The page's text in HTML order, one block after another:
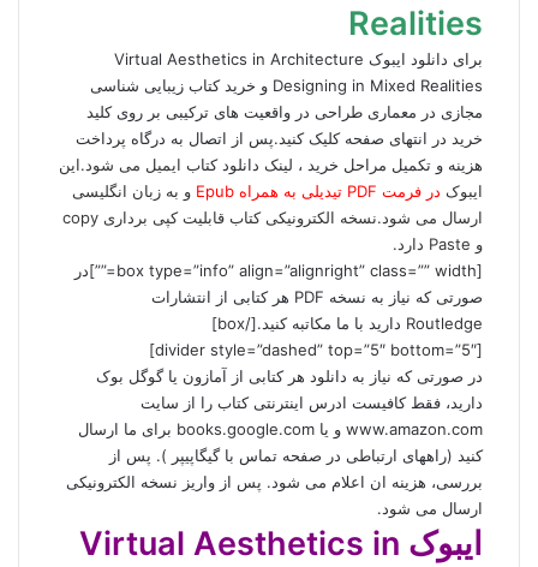
Realities
برای دانلود ایبوک Virtual Aesthetics in Architecture
Designing in Mixed Realities و خرید کتاب زیبایی شناسی
مجازی در معماری طراحی در واقعیت های ترکیبی بر روی کلید
خرید در انتهای صفحه کلیک کنید.پس از اتصال به درگاه پرداخت
هزینه و تکمیل مراحل خرید ، لینک دانلود کتاب ایمیل می شود.این
ایبوک در فرمت PDF تیدیلی به همراه Epub
و به زبان انگلیسی
ارسال می شود.نسخه الکترونیکی کتاب قابلیت کپی برداری copy
و Paste دارد.
[box type=”info” align=”alignright” class=”” width=””]در
صورتی که نیاز به نسخه PDF هر کتابی از انتشارات
Routledge دارید با ما مکاتبه کنید.[/box]
[divider style=”dashed” top=”5″ bottom=”5″]
در صورتی که نیاز به دانلود هر کتابی از آمازون یا گوگل بوک
دارید، فقط کافیست ادرس اینترنتی کتاب را از سایت
www.amazon.com و یا books.google.com برای ما ارسال
کنید (راههای ارتباطی در صفحه تماس با گیگاپیپر ). پس از
بررسی، هزینه ان اعلام می شود. پس از واریز نسخه الکترونیکی
ارسال می شود.
ایبوک Virtual Aesthetics in